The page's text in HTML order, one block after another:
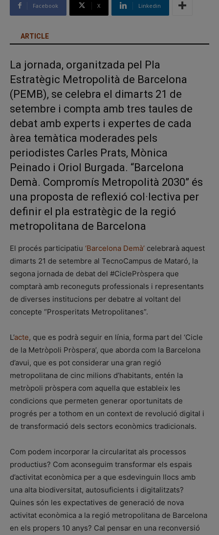
Facebook X Linkedin
ARTICLE
La jornada, organitzada pel Pla
Estratègic Metropolità de Barcelona
(PEMB), se celebra el dimarts 21 de
setembre i compta amb tres taules de
debat amb experts i expertes de cada
àrea temàtica moderades pels
periodistes Carles Prats, Mònica
Peinado i Oriol Burgada. “Barcelona
Demà. Compromís Metropolità 2030” és
una proposta de reflexió col·lectiva per
definir el pla estratègic de la regió
metropolitana de Barcelona
El procés participatiu ‘Barcelona Demà’ celebrarà aquest
dimarts 21 de setembre al TecnoCampus de Mataró, la
segona jornada de debat del #CiclePròspera que
comptarà amb reconeguts professionals i representants
de diverses institucions per debatre al voltant del
concepte “Prosperitats Metropolitanes”.
L’acte, que es podrà seguir en línia, forma part del ‘Cicle
de la Metròpoli Pròspera’, que aborda com la Barcelona
d’avui, que es pot considerar una gran regió
metropolitana de cinc milions d’habitants, entén la
metròpoli pròspera com aquella que estableix les
condicions que permeten generar oportunitats de
progrés per a tothom en un context de revolució digital i
de transformació dels sectors econòmics tradicionals.
Com podem incorporar la circularitat als processos
productius? Com aconseguim transformar els espais
d’activitat econòmica per a que esdevinguin llocs amb
una alta biodiversitat, autosuficients i digitalitzats?
Quines són les expectatives de generació de nova
activitat econòmica a la regió metropolitana de Barcelona
en els propers 10 anys? Cal pensar en una reconversió